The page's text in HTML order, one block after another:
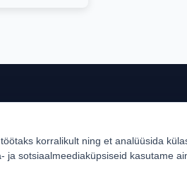
Türgi
korralikult ning et analüüsida
ja sotsiaalmeediaküpsiseid kasutame